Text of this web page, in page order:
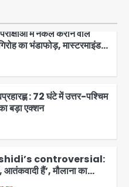
में नकल कराने वाले
का भंडाफोड़, मास्टरमाइंड
: 72 घंटे में उत्तर-पश्चिम
बड़ा एक्शन
controversial:
आतंकवादी हैं’, मौलाना का
बयान, BJP विधायक ने
की मांग